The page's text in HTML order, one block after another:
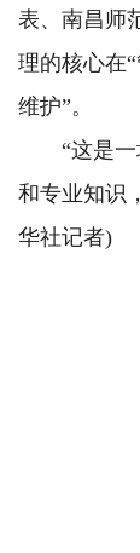
表、南昌师
理的核心在
维护”。
“这是一
和专业知识
华社记者)